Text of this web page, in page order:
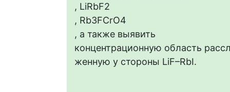
, LiRbF2
, Rb3FCrO4
, а также выявить
концентрационную область
женную у стороны LiF–RbI.